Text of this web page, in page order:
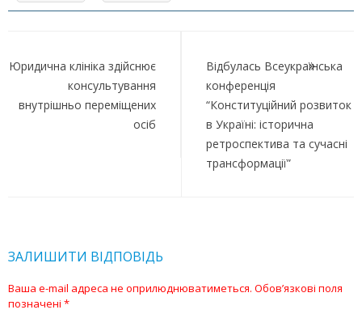
записів
Юридична клініка здійснює
консультування
внутрішньо переміщених
осіб
Відбулась Всеукраїнська
конференція
“Конституційний розвиток
в Україні: історична
ретроспектива та сучасні
трансформації”
ЗАЛИШИТИ ВІДПОВІДЬ
Ваша e-mail адреса не оприлюднюватиметься. Обов’язкові поля
позначені *